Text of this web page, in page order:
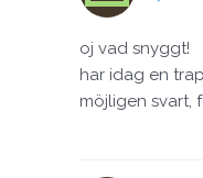
oj vad snyggt!
har idag en
möjligen svart,